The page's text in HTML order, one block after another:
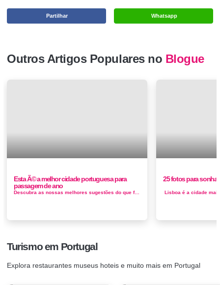
Whatsapp
Partilhar
Outros Artigos Populares no Blogue
Esta Ã© a melhor cidade portuguesa para
passagem de ano
Descubra as nossas melhores sugestões do que fazer durante a quadra natalícia e de fim de ano. Na Madeira, esta é uma époc...
25 fotos para
Turismo em Portugal
Explora restaurantes museus hoteis e muito mais em Portugal